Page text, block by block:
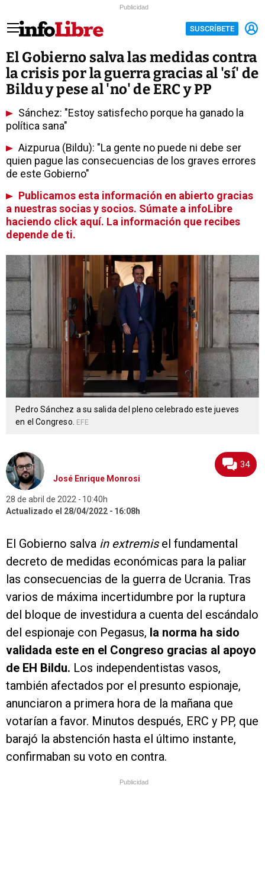
Publicidad
SUSCRÍBETE
El Gobierno salva las medidas contra
la crisis por la guerra gracias al 'sí' de
Bildu y pese al 'no' de ERC y PP
Sánchez: "Estoy satisfecho porque ha ganado la
política sana"
Aizpurua (Bildu): "La gente no puede ni debe ser
quien pague las consecuencias de los graves errores
de este Gobierno"
Publicamos esta información en abierto gracias
a nuestras socias y socios. Súmate a infoLibre
haciendo click aquí. La información que recibes
depende de ti.
Pedro Sánchez a su salida del pleno celebrado este jueves
en el Congreso.
EFE
José Enrique Monrosi
28 de abril de 2022
10:40h
Actualizado el 28/04/2022
16:08h
34
El Gobierno salva in extremisel fundamental
decreto de medidas económicas para la paliar
las consecuencias de la guerra de Ucrania. Tras
varios de máxima incertidumbre por la ruptura
del bloque de investidura a cuenta del escándalo
del espionaje con Pegasus, la norma ha sido
validada este en el Congreso gracias al apoyo
de EH Bildu. Los independentistas vasos,
también afectados por el presunto espionaje,
anunciaron a primera hora de la mañana que
votarían a favor. Minutos después, ERC y PP, que
barajó la abstención hasta el último instante,
confirmaban su voto en contra.
Publicidad